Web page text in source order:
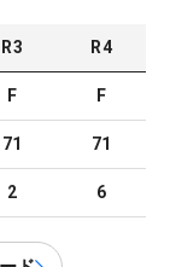
R3 R4
F F
71 71
2 6